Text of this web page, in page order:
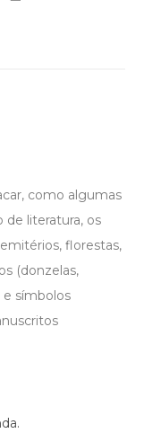
como algumas
de literatura, os
florestas,
(donzelas,
e símbolos